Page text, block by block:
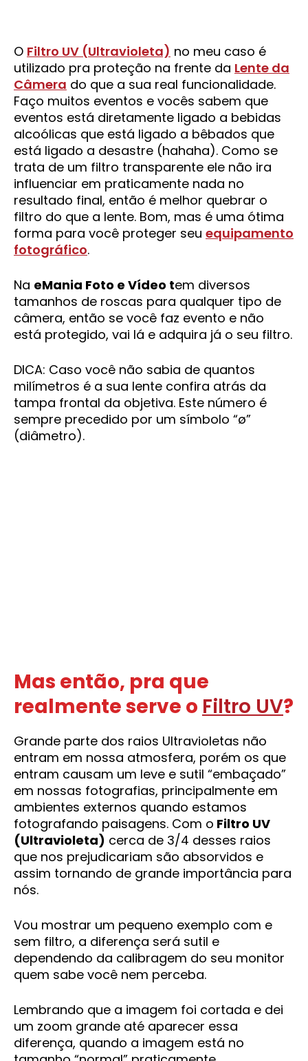
O Filtro UV (Ultravioleta) no meu caso é
utilizado pra proteção na frente da Lente da
Câmera do que a sua real funcionalidade.
Faço muitos eventos e vocês sabem que
eventos está diretamente ligado a bebidas
alcoólicas que está ligado a bêbados que
está ligado a desastre (hahaha). Como se
trata de um filtro transparente ele não ira
influenciar em praticamente nada no
resultado final, então é melhor quebrar o
filtro do que a lente. Bom, mas é uma ótima
forma para você proteger seu equipamento
fotográfico.
Na eMania Foto e Vídeo tem diversos
tamanhos de roscas para qualquer tipo de
câmera, então se você faz evento e não
está protegido, vai lá e adquira já o seu filtro.
DICA: Caso você não sabia de quantos
milímetros é a sua lente confira atrás da
tampa frontal da objetiva. Este número é
sempre precedido por um símbolo “ø”
(diâmetro).
Mas então, pra que
realmente serve o Filtro UV?
Grande parte dos raios Ultravioletas não
entram em nossa atmosfera, porém os que
entram causam um leve e sutil “embaçado”
em nossas fotografias, principalmente em
ambientes externos quando estamos
fotografando paisagens. Com o Filtro UV
(Ultravioleta) cerca de 3/4 desses raios
que nos prejudicariam são absorvidos e
assim tornando de grande importância para
nós.
Vou mostrar um pequeno exemplo com e
sem filtro, a diferença será sutil e
dependendo da calibragem do seu monitor
quem sabe você nem perceba.
Lembrando que a imagem foi cortada e dei
um zoom grande até aparecer essa
diferença, quando a imagem está no